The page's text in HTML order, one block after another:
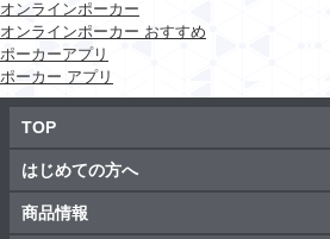
オンラインポーカー
オンラインポーカー おすすめ
ポーカーアプリ
ポーカー アプリ
TOP
はじめての方へ
商品情報